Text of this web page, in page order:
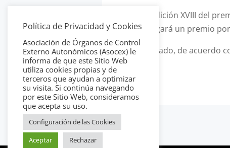
Para la edición XVIII del
y se otorgará un premio
Por otro lado, de acuerdo
euros.
Política de Privacidad y Cookies
Asociación de Órganos de Control
Externo Autonómicos (Asocex) le
informa de que este Sitio Web
utiliza cookies propias y de
terceros que ayudan a optimizar
su visita. Si continúa navegando
por este Sitio Web, consideramos
que acepta su uso.
Configuración de las Cookies
Aceptar
Rechazar